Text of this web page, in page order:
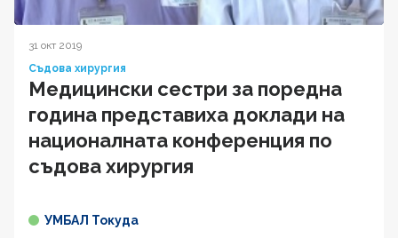
31 окт 2019
Съдова хирургия
Медицински сестри за поредна
година представиха доклади на
националната конференция по
съдова хирургия
УМБАЛ Токуда